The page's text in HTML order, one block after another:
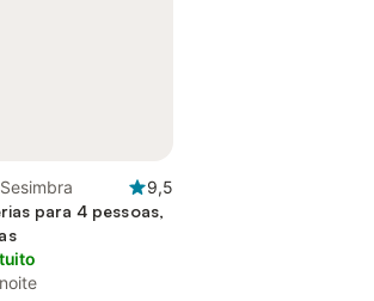
9,5
para 4 pessoas,